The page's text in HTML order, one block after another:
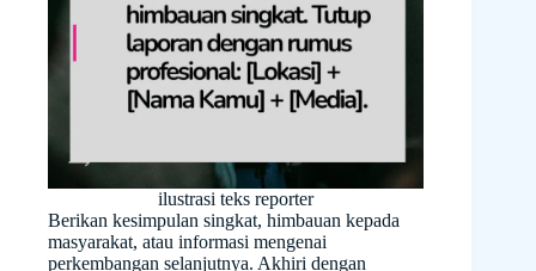
ilustrasi teks reporter
Berikan kesimpulan singkat, himbauan kepada
masyarakat, atau informasi mengenai
perkembangan selanjutnya. Akhiri dengan